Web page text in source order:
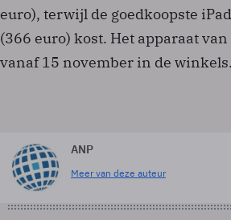
euro), terwijl de goedkoopste
(366 euro) kost. Het apparaat
vanaf 15 november in de winkels.
ANP
Meer van deze auteur